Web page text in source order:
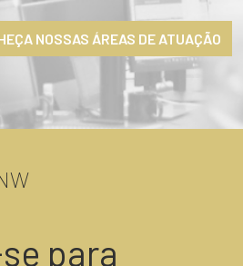
NOSSAS ÁREAS DE ATUAÇÃO
para